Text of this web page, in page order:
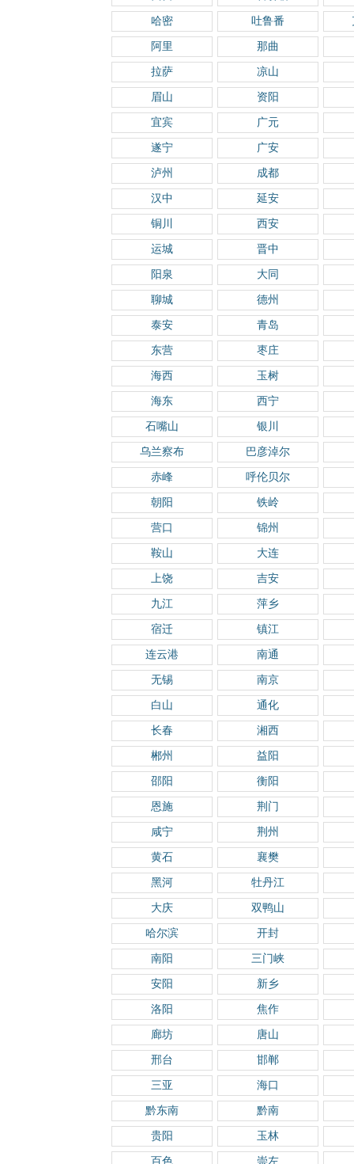
哈密 吐鲁番
阿里 那曲
拉萨 凉山
眉山 资阳
宜宾 广元
遂宁 广安
泸州 成都
汉中 延安
铜川 西安
运城 晋中
阳泉 大同
聊城 德州
泰安 青岛
东营 枣庄
海西 玉树
海东 西宁
石嘴山 银川
乌兰察布 巴彦淖尔
赤峰 呼伦贝尔
朝阳 铁岭
营口 锦州
鞍山 大连
上饶 吉安
九江 萍乡
宿迁 镇江
连云港 南通
无锡 南京
白山 通化
长春 湘西
郴州 益阳
邵阳 衡阳
恩施 荆门
咸宁 荆州
黄石 襄樊
黑河 牡丹江
大庆 双鸭山
哈尔滨 开封
南阳 三门峡
安阳 新乡
洛阳 焦作
廊坊 唐山
邢台 邯郸
三亚 海口
黔东南 黔南
贵阳 玉林
百色 崇左